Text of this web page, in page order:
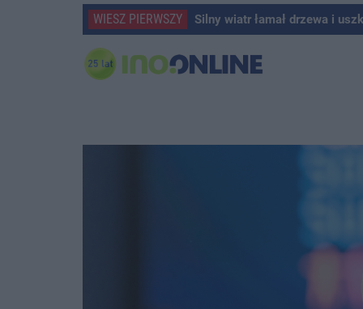
WIESZ PIERWSZY Silny wiatr łamał drzewa i